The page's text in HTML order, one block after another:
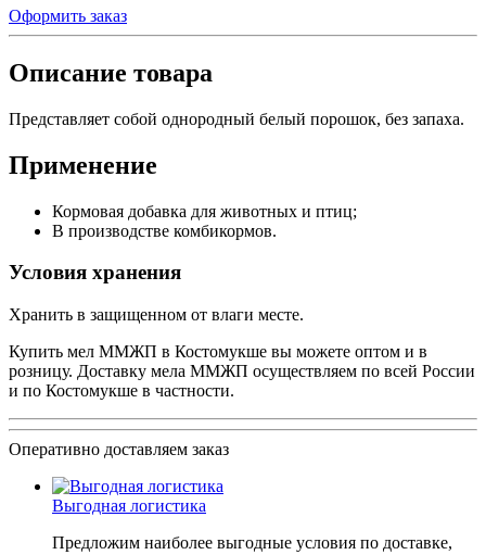
Оформить заказ
Описание товара
Представляет собой однородный белый порошок, без запаха.
Применение
Кормовая добавка для животных и птиц;
В производстве комбикормов.
Условия хранения
Хранить в защищенном от влаги месте.
Купить мел ММЖП в Костомукше вы можете оптом и в
розницу. Доставку мела ММЖП осуществляем по всей России
и по Костомукше в частности.
Оперативно доставляем заказ
Выгодная логистика
Предложим наиболее выгодные условия по доставке,